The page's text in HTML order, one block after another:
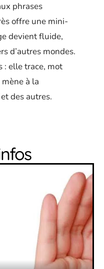
phrases
offre une mini-
devient fluide,
d’autres mondes.
: elle trace, mot
à la
des autres.